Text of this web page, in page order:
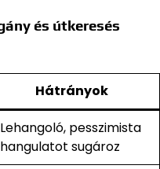
és útkeresés
Hátrányok
Lehangoló, pesszimista
hangulatot sugároz